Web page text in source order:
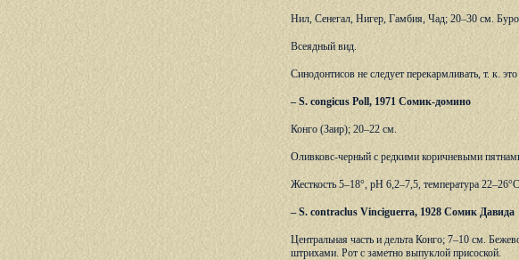
Нил, Сенегал, Нигер, Гамбия, Чад; 20–30 см.
Всеядный вид.
Синодонтисов не следует перекармливать, т. к.
– S. congicus Poll, 1971 Сомик-домино
Конго (Заир); 20–22 см.
Оливковс-черный с редкими коричневыми
Жесткость 5–18°, рН 6,2–7,5, температура
– S. contraclus Vinciguerra, 1928 Сомик Давида
Центральная часть и дельта Конго; 7–10 см.
штрихами. Рот с заметно выпуклой присоской.